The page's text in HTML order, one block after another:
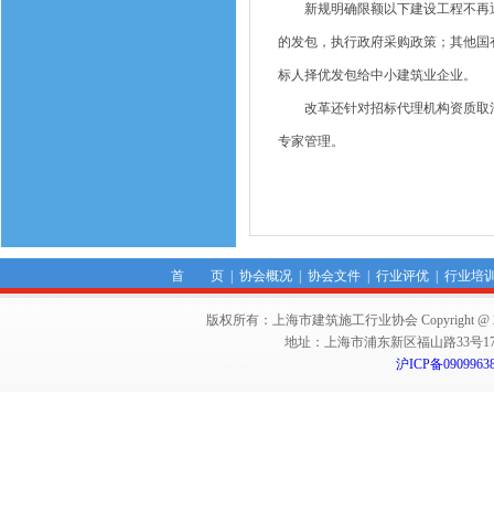
新规明确限额以下建设工程不再
的发包，执行政府采购政策；其他
标人择优发包给中小建筑业企业。
改革还针对招标代理机构资质取
专家管理。
首 页| 协会概况| 协会文件| 行业评优| 行业培
版权所有：上海市建筑施工行业协会 Copyright @
地址：上海市浦东新区福山路33号
沪ICP备